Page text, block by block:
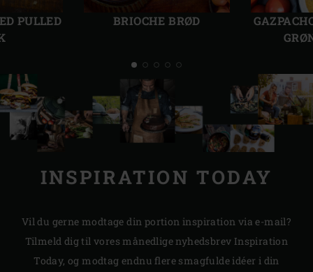
PULLED
BRIOCHE BRØD
dias
INSPIRATION TODAY
Vil du gerne modtage din portion inspiration via e-mail?
Tilmeld dig til vores månedlige nyhedsbrev Inspiration
Today, og modtag endnu flere smagfulde idéer i din